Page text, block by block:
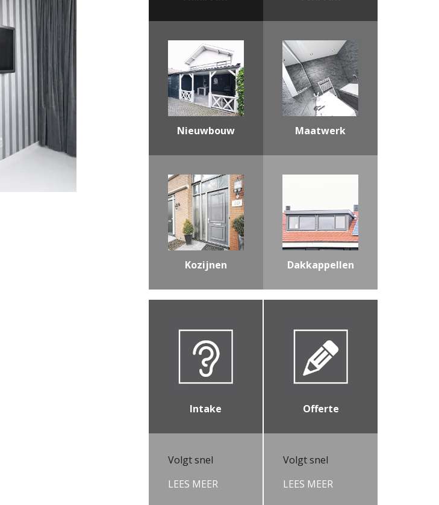
Nieuwbouw Maatwerk
Kozijnen Dakkappellen
Intake
Volgt snel
LEES MEER
Offerte
Volgt snel
LEES MEER